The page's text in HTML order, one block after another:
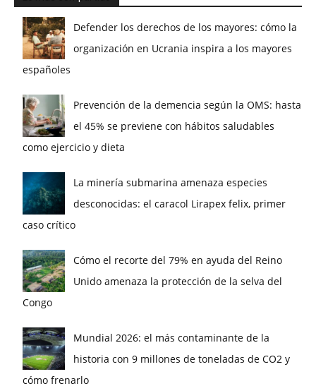
Defender los derechos de los mayores: cómo la
organización en Ucrania inspira a los mayores
españoles
Prevención de la demencia según la OMS: hasta
el 45% se previene con hábitos saludables
como ejercicio y dieta
La minería submarina amenaza especies
desconocidas: el caracol Lirapex felix, primer
caso crítico
Cómo el recorte del 79% en ayuda del Reino
Unido amenaza la protección de la selva del
Congo
Mundial 2026: el más contaminante de la
historia con 9 millones de toneladas de CO2 y
cómo frenarlo